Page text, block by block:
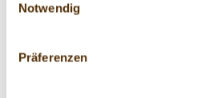
Notwendig
Präferenzen